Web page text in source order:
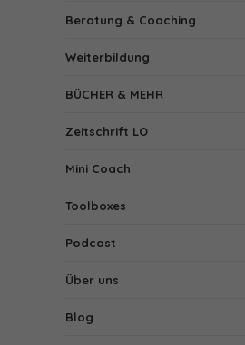
Beratung & Coaching
Weiterbildung
BÜCHER & MEHR
Zeitschrift LO
Mini Coach
Toolboxes
Podcast
Über uns
Blog